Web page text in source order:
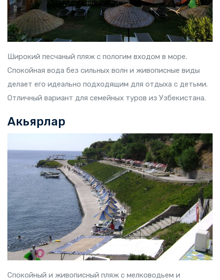
Широкий песчаный пляж с пологим входом в море.
Спокойная вода без сильных волн и живописные виды
делает его идеально подходящим для отдыха с детьми.
Отличный вариант для семейных туров из Узбекистана.
Акьярлар
Спокойный и живописный пляж с мелководьем и